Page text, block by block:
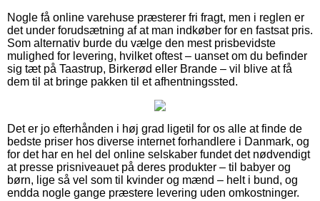
Nogle få online varehuse præsterer fri fragt, men i reglen er
det under forudsætning af at man indkøber for en fastsat pris.
Som alternativ burde du vælge den mest prisbevidste
mulighed for levering, hvilket oftest – uanset om du befinder
sig tæt på Taastrup, Birkerød eller Brande – vil blive at få
dem til at bringe pakken til et afhentningssted.
Det er jo efterhånden i høj grad ligetil for os alle at finde de
bedste priser hos diverse internet forhandlere i Danmark, og
for det har en hel del online selskaber fundet det nødvendigt
at presse prisniveauet på deres produkter – til babyer og
børn, lige så vel som til kvinder og mænd – helt i bund, og
endda nogle gange præstere levering uden omkostninger.